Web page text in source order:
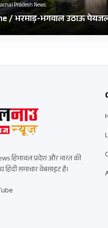
Pradesh News
/ भरमाड़-भगवाल उठाऊ पेयजल
हिमाचल प्रदेश और भारत की
समाचार वेबसाइट है।